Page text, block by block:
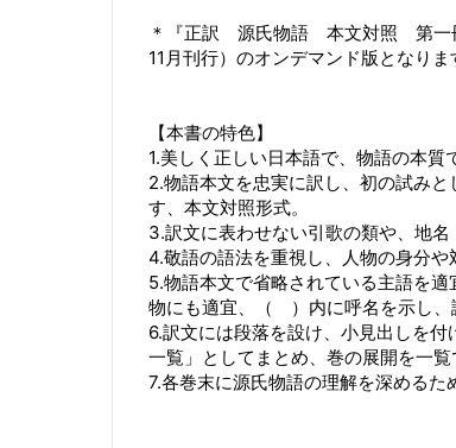
＊『正訳 源氏物語 本文対照 第一
11月刊行）のオンデマンド版となりま
【本書の特色】
1.美しく正しい日本語で、物語の本質
2.物語本文を忠実に訳し、初の試み
す、本文対照形式。
3.訳文に表わせない引歌の類や、地名
4.敬語の語法を重視し、人物の身分や
5.物語本文で省略されている主語を
物にも適宜、（ ）内に呼名を示し、
6.訳文には段落を設け、小見出しを
一覧」としてまとめ、巻の展開を一覧
7.各巻末に源氏物語の理解を深めるた